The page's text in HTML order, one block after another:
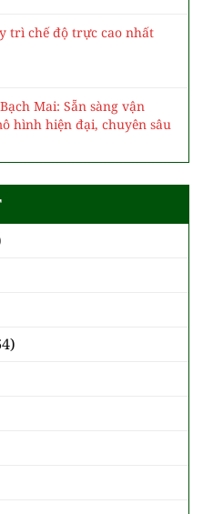
trì chế độ trực cao nhất
Mai: Sẵn sàng vận
hình hiện đại, chuyên sâu